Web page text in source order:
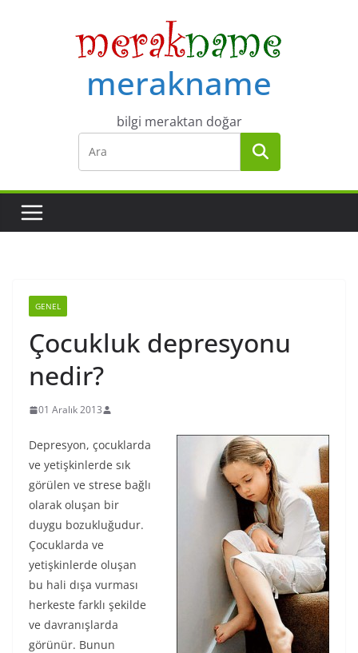
merakname
bilgi meraktan doğar
GENEL
Çocukluk depresyonu
nedir?
01 Aralık 2013
Depresyon, çocuklarda
ve yetişkinlerde sık
görülen ve strese bağlı
olarak oluşan bir
duygu bozukluğudur.
Çocuklarda ve
yetişkinlerde oluşan
bu hali dışa vurması
herkeste farklı şekilde
ve davranışlarda
görünür. Bunun